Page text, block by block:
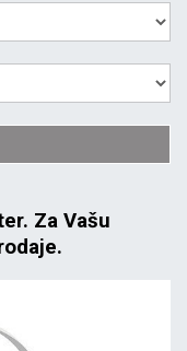
Za Vašu